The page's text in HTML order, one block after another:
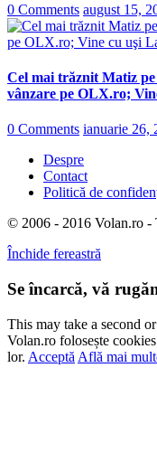
0 Comments august 15,
Cel mai trăznit Matiz
vânzare pe OLX.ro;
0 Comments ianuarie 26,
Despre
Contact
Politică de
© 2006 - 2016 Volan.ro -
Închide fereastră
Se încarcă, vă
This may take a second
Volan.ro folosește
lor. Acceptă Află mai